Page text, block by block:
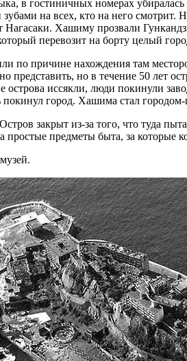
в гостиничных номерах
на всех, кто на него смотрит.
Хашиму прозвали
перевозит на борту целый
по причине нахождения там
но в течение 50 лет
иссякли, люди покинули
покинул город. Хашима стал
закрыт из-за того, что туда
предметы быта, за которые